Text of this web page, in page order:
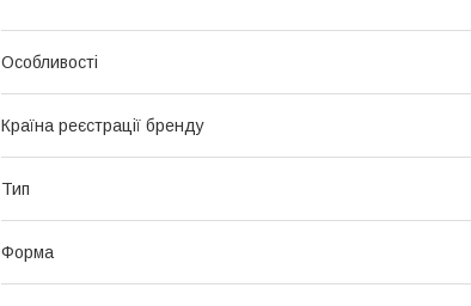
Особливості
Країна реєстрації бренду
Тип
Форма